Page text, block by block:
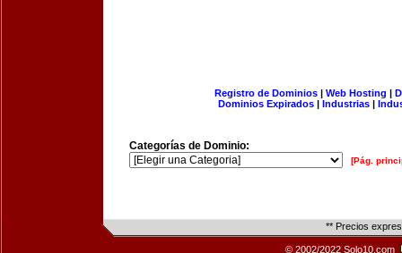
Registro de Dominios| Web Hosting |
Dominios Expirados | Industrias |
Categorías de Dominio:
[Pág.
** Precios
© 2002/2022 Solo10.com